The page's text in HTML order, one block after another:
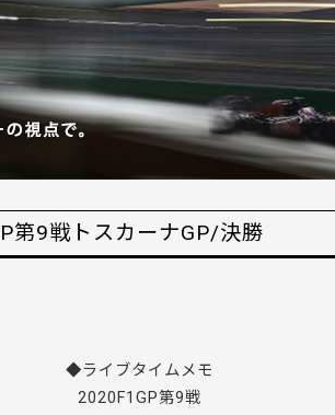
9戦トスカーナGP/決勝
◆ライブタイムメモ
2020F1GP第9戦